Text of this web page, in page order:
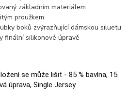
základním materiálem
proužkem
boků zvýrazňující dámskou siluetu
finální silikonové úpravě
se může lišit - 85 % bavlna, 15
úprava, Single Jersey